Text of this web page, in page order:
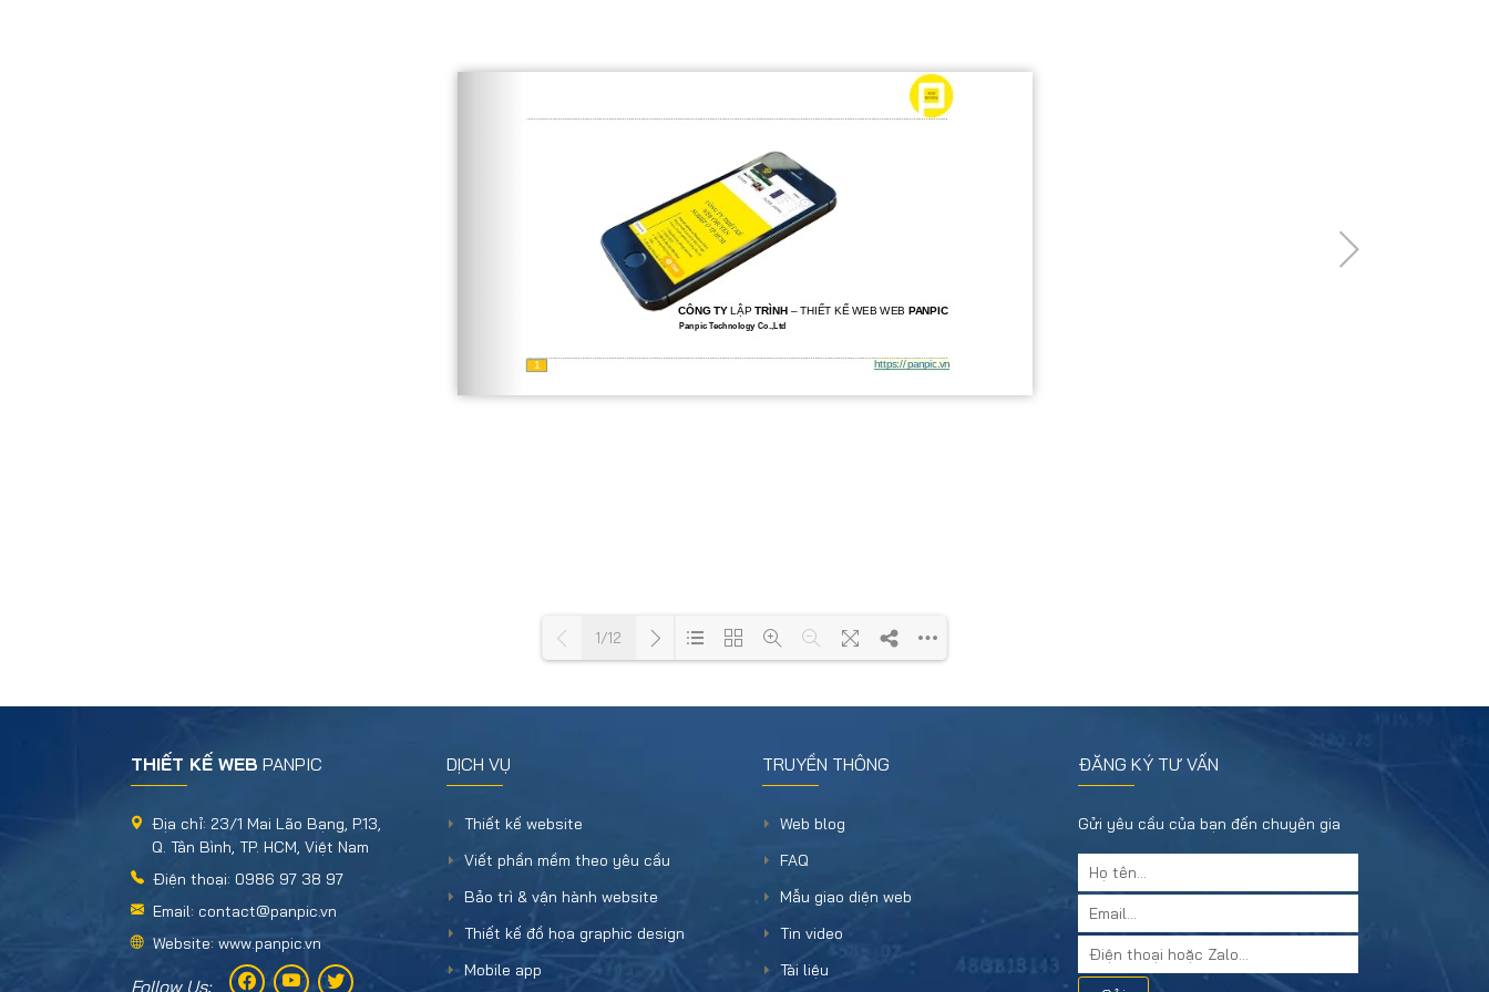
Loading PDF 74% ...
1/12
THIẾT KẾ WEB PANPIC
Địa chỉ: 23/1 Mai Lão Bạng, P.13,
Q. Tân Bình, TP. HCM, Việt Nam
Điện thoại: 0986 97 38 97
Email: contact@panpic.vn
Website: www.panpic.vn
Follow Us:
DỊCH VỤ
Thiết kế website
Viết phần mềm theo yêu cầu
Bảo trì & vận hành website
Thiết kế đồ họa graphic design
Mobile app
TRUYỀN THÔNG
Web blog
FAQ
Mẫu giao diện web
Tin video
Tài liệu
ĐĂNG KÝ TƯ VẤN
Gửi yêu cầu của bạn đến chuyên gia